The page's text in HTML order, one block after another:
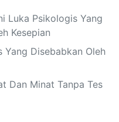
Luka Psikologis Yang
Kesepian
Yang Disebabkan Oleh
Dan Minat Tanpa Tes